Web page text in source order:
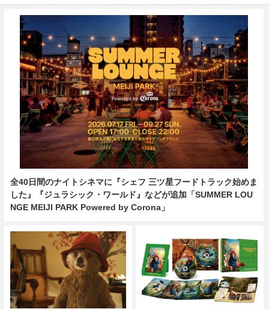
全40日間のナイトシネマに『シェフ 三ツ星フードトラック始めま
した』『ジュラシック・ワールド』などが追加「SUMMER LOU
NGE MEIJI PARK Powered by Corona」